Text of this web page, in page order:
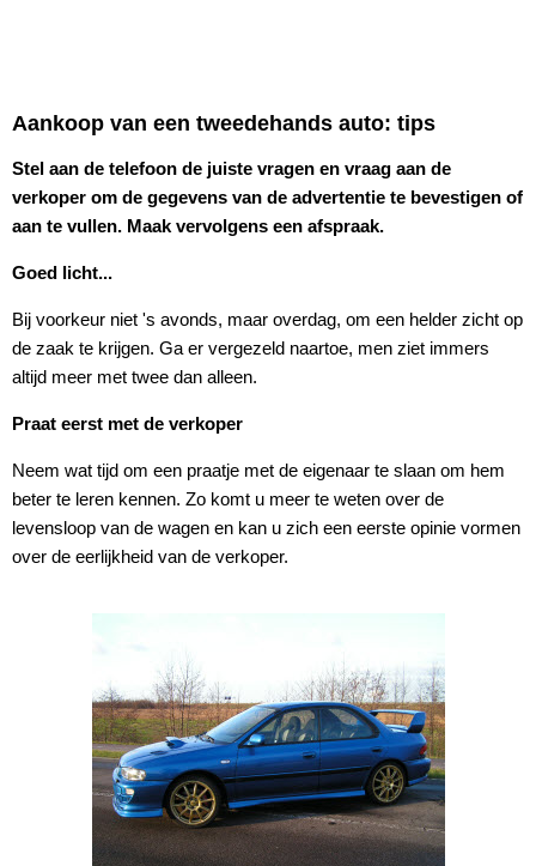
Aankoop van een tweedehands auto: tips
Stel aan de telefoon de juiste vragen en vraag aan de
verkoper om de gegevens van de advertentie te bevestigen of
aan te vullen. Maak vervolgens een afspraak.
Goed licht...
Bij voorkeur niet 's avonds, maar overdag, om een helder zicht op
de zaak te krijgen. Ga er vergezeld naartoe, men ziet immers
altijd meer met twee dan alleen.
Praat eerst met de verkoper
Neem wat tijd om een praatje met de eigenaar te slaan om hem
beter te leren kennen. Zo komt u meer te weten over de
levensloop van de wagen en kan u zich een eerste opinie vormen
over de eerlijkheid van de verkoper.